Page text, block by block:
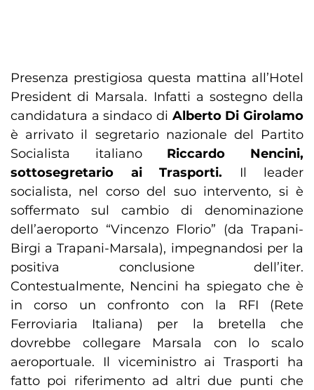
Presenza prestigiosa questa mattina all’Hotel
President di Marsala. Infatti a sostegno della
candidatura a sindaco di Alberto Di Girolamo
è arrivato il segretario nazionale del Partito
Socialista italiano Riccardo Nencini,
sottosegretario ai Trasporti. Il leader
socialista, nel corso del suo intervento, si è
soffermato sul cambio di denominazione
dell’aeroporto “Vincenzo Florio” (da Trapani-
Birgi a Trapani-Marsala), impegnandosi per la
positiva conclusione dell’iter.
Contestualmente, Nencini ha spiegato che è
in corso un confronto con la RFI (Rete
Ferroviaria Italiana) per la bretella che
dovrebbe collegare Marsala con lo scalo
aeroportuale. Il viceministro ai Trasporti ha
fatto poi riferimento ad altri due punti che